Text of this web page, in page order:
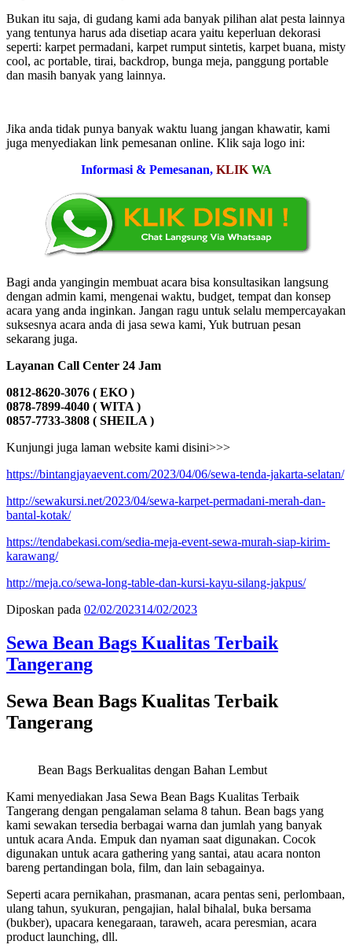
Bukan itu saja, di gudang kami ada banyak pilihan alat pesta lainnya
yang tentunya harus ada disetiap acara yaitu keperluan dekorasi
seperti: karpet permadani, karpet rumput sintetis, karpet buana, misty
cool, ac portable, tirai, backdrop, bunga meja, panggung portable
dan masih banyak yang lainnya.
Jika anda tidak punya banyak waktu luang jangan khawatir, kami
juga menyediakan link pemesanan online. Klik saja logo ini:
Informasi & Pemesanan, KLIK WA
Bagi anda yangingin membuat acara bisa konsultasikan langsung
dengan admin kami, mengenai waktu, budget, tempat dan konsep
acara yang anda inginkan. Jangan ragu untuk selalu mempercayakan
suksesnya acara anda di jasa sewa kami, Yuk butruan pesan
sekarang juga.
Layanan Call Center 24 Jam
0812-8620-3076 ( EKO )
0878-7899-4040 ( WITA )
0857-7733-3808 ( SHEILA )
Kunjungi juga laman website kami disini>>>
https://bintangjayaevent.com/2023/04/06/sewa-tenda-jakarta-selatan/
http://sewakursi.net/2023/04/sewa-karpet-permadani-merah-dan-
bantal-kotak/
https://tendabekasi.com/sedia-meja-event-sewa-murah-siap-kirim-
karawang/
http://meja.co/sewa-long-table-dan-kursi-kayu-silang-jakpus/
Diposkan pada 02/02/202314/02/2023
Sewa Bean Bags Kualitas Terbaik
Tangerang
Sewa Bean Bags Kualitas Terbaik
Tangerang
Bean Bags Berkualitas dengan Bahan Lembut
Kami menyediakan Jasa Sewa Bean Bags Kualitas Terbaik
Tangerang dengan pengalaman selama 8 tahun. Bean bags yang
kami sewakan tersedia berbagai warna dan jumlah yang banyak
untuk acara Anda. Empuk dan nyaman saat digunakan. Cocok
digunakan untuk acara gathering yang santai, atau acara nonton
bareng pertandingan bola, film, dan lain sebagainya.
Seperti acara pernikahan, prasmanan, acara pentas seni, perlombaan,
ulang tahun, syukuran, pengajian, halal bihalal, buka bersama
(bukber), upacara kenegaraan, taraweh, acara peresmian, acara
product launching, dll.